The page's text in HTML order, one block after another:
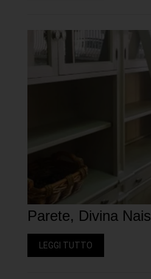
Parete, Divina Nais
LEGGI TUTTO